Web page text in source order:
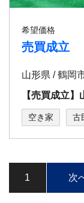
希望価格
売買成立
山形県 / 鶴岡
【売買成立
空き家 古
1 次